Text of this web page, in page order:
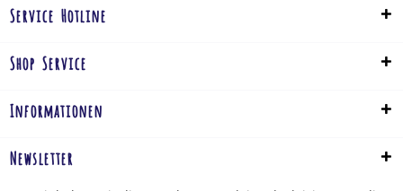
Service Hotline
Shop Service
Informationen
Newsletter